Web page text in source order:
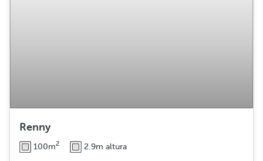
Renny
100m2 2.9m altura